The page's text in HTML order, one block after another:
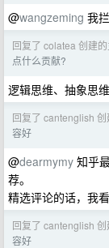
@wangzeming 我
回复了 colatea 创建
点什么贡献?
逻辑思维、抽象思
回复了 cantenglish
容好
@dearmymy 知乎
荐。
精选评论的话，我
回复了 cantenglish
容好